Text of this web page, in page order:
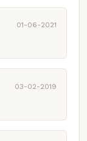
01-06-2021
03-02-2019